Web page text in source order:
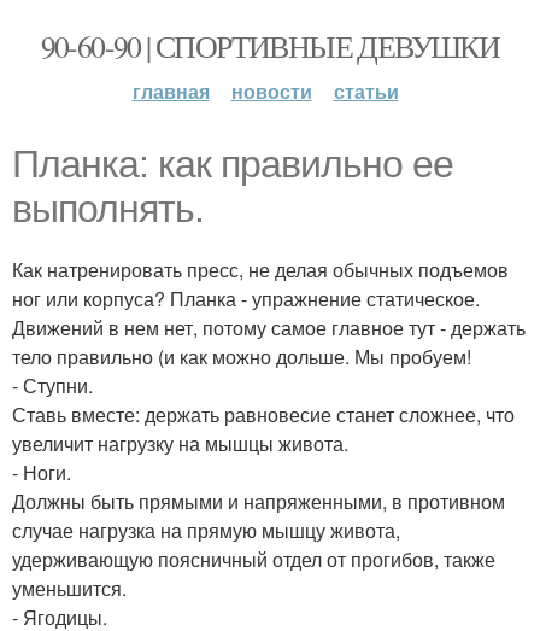
90-60-90 | СПОРТИВНЫЕ ДЕВУШКИ
главная новости статьи
Планка: как правильно ее
выполнять.
Как натренировать пресс, не делая обычных подъемов
ног или корпуса? Планка - упражнение статическое.
Движений в нем нет, потому самое главное тут - держать
тело правильно (и как можно дольше. Мы пробуем!
- Ступни.
Ставь вместе: держать равновесие станет сложнее, что
увеличит нагрузку на мышцы живота.
- Ноги.
Должны быть прямыми и напряженными, в противном
случае нагрузка на прямую мышцу живота,
удерживающую поясничный отдел от прогибов, также
уменьшится.
- Ягодицы.